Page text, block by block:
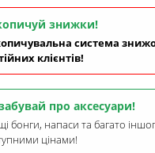
знижки!
система
клієнтів!
про аксесуари!
бонги, напаси та багато
цінами!